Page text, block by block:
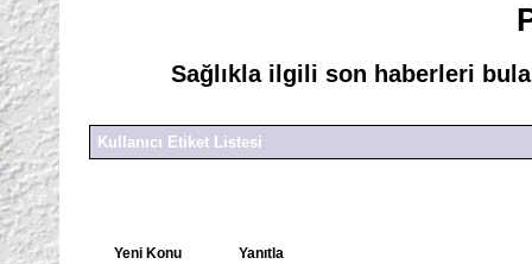
Sağlıkla ilgili son haberleri
Kullanıcı Etiket Listesi
Yeni Konu Yanıtla